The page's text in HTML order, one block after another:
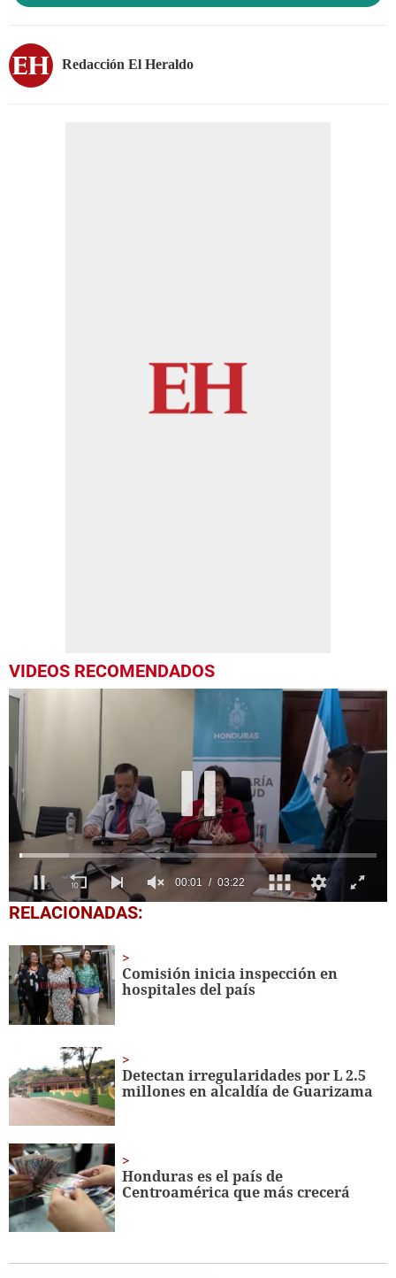
Redacción El Heraldo
VIDEOS RECOMENDADOS
0
seconds
3
minutes,
22
seconds
RELACIONADAS:
Comisión inicia inspección en
hospitales del país
Detectan irregularidades por L 2.5
millones en alcaldía de Guarizama
Honduras es el país de
Centroamérica que más crecerá